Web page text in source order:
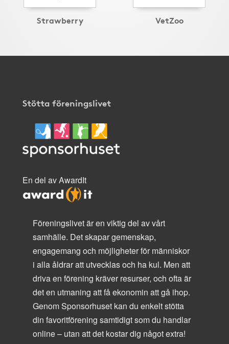
Strawberry VetZoo
Stötta föreningslivet
En del av AwardIt
Föreningslivet är en viktig del av vårt
samhälle. Det skapar gemenskap,
engagemang och möjligheter för människor
i alla åldrar att utvecklas och ha kul. Men att
driva en förening kräver resurser, och ofta är
det en utmaning att få ekonomin att gå ihop.
Genom Sponsorhuset kan du enkelt stötta
din favoritförening samtidigt som du handlar
online – utan att det kostar dig något extra!